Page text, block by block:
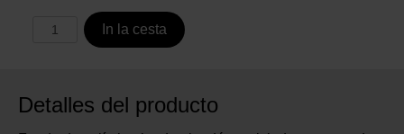
In la cesta
Detalles del producto